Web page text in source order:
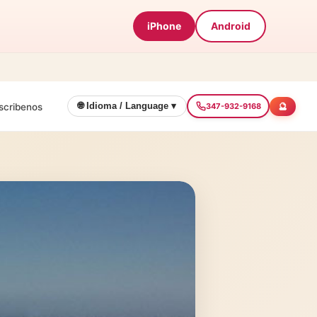
iPhone Android
🌐 Idioma / Language ▾ 347-932-9168 🔮